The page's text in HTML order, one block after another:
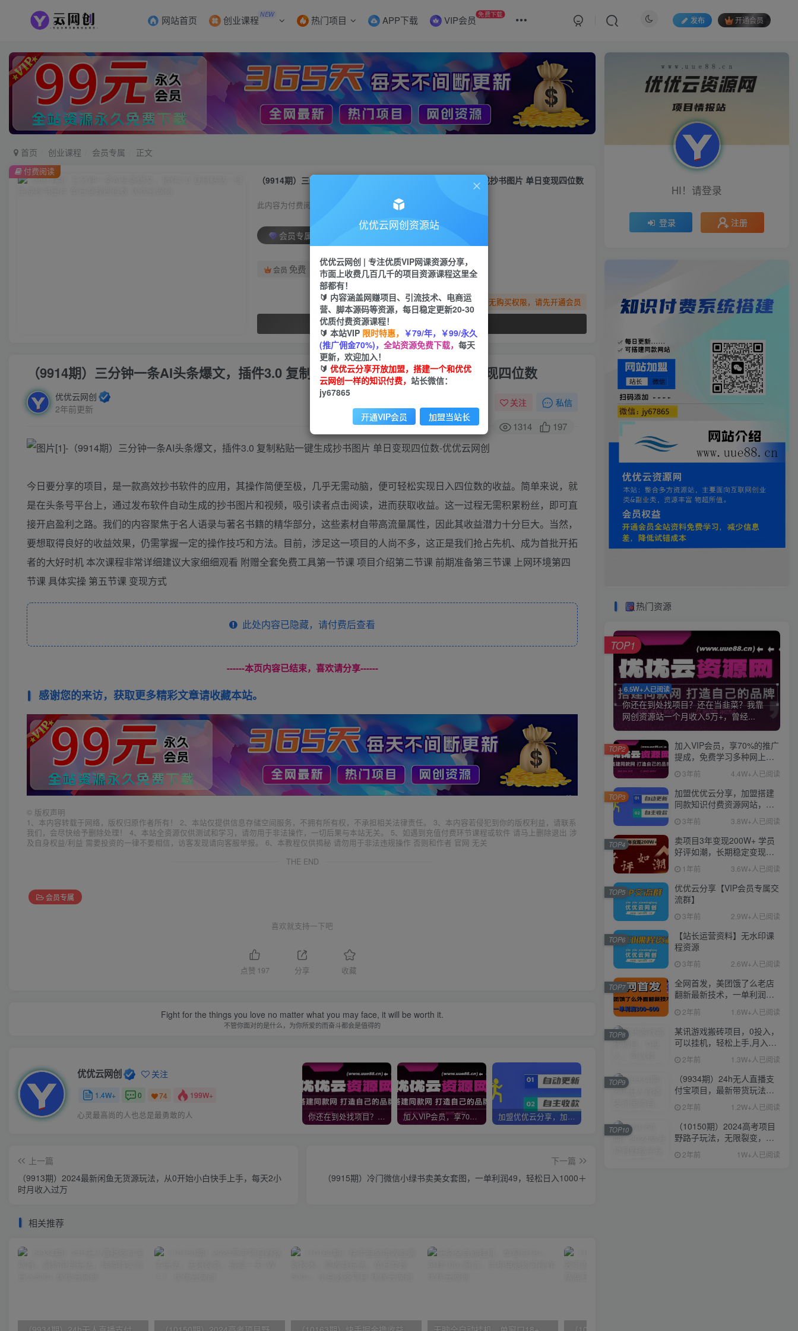
网站首页 创业课程 NEW 热门项目 APP下载 VIP会员 免费下载
发布 开通会员
首页 创业课程 会员专属 正文
（9914期）三分钟一条AI头条爆文，插件3.0 复制粘贴一键生成抄书图片 单日变现四位数
此内容为付费阅读，请付费后查看
会员专属资源
会员 免费
您暂无购买权限，请先开通会员
付费阅读
（9914期）三分钟一条AI头条爆文，插件3.0 复制粘贴一键生成抄书图片 单日变现四位数
优优云网创
2年前更新
关注 私信
1314 197
今日要分享的项目，是一款高效抄书软件的应用，其操作简便至极，几乎无需动脑，便可轻松实现日入四位数的收益。简单来说，就
是在头条号平台上，通过发布软件自动生成的抄书图片和视频，吸引读者点击阅读，进而获取收益。这一过程无需积累粉丝，即可直
接开启盈利之路。我们的内容聚焦于名人语录与著名书籍的精华部分，这些素材自带高流量属性，因此其收益潜力十分巨大。当然，
要想取得良好的收益效果，仍需掌握一定的操作技巧和方法。目前，涉足这一项目的人尚不多，这正是我们抢占先机、成为首批开拓
者的大好时机 本次课程非常详细建议大家细细观看 附赠全套免费工具第一节课 项目介绍第二节课 前期准备第三节课 上网环境第四
节课 具体实操 第五节课 变现方式
此处内容已隐藏，请付费后查看
------本页内容已结束，喜欢请分享------
感谢您的来访，获取更多精彩文章请收藏本站。
© 版权声明
1、本内容转载于网络，版权归原作者所有！ 2、本站仅提供信息存储空间服务，不拥有所有权，不承担相关法律责任。 3、本内容若侵犯到你的版权利益，请联系
我们，会尽快给予删除处理！ 4、本站全资源仅供测试和学习，请勿用于非法操作，一切后果与本站无关。 5、如遇到充值付费环节课程或软件 请马上删除退出 涉
及自身权益/利益 需要投资的一律不要相信，访客发现请向客服举报。 6、本教程仅供揭秘 请勿用于非法违规操作 否则和作者 官网 无关
THE END
会员专属
喜欢就支持一下吧
点赞 197 分享 收藏
Fight for the things you love no matter what you may face, it will be worth it.
不管你面对的是什么，为你所爱的而奋斗都会是值得的
优优云网创 关注
1.4W+ 0 74 199W+
心灵最高尚的人也总是最勇敢的人 你还在到处找项目？还在当韭菜？我靠网创资源站一个月收入5万+，曾经我也是个失败者。 加入VIP会员，享70%的推广提成，免费学习多种网上创业课程，菜鸟秒变大神！ 加盟优优云分享，加盟搭建同款知识付费资源网站，实现长期稳定被动收入~
上一篇
（9913期）2024最新闲鱼无货源玩法，从0开始小白快手上手，每天2小
时月收入过万
下一篇
（9915期）冷门微信小绿书卖美女套图，一单利润49，轻松日入1000＋
相关推荐
HI！请登录
登录 注册
热门资源
6.5W+人已阅读
你还在到处找项目？还在当韭菜？我靠
网创资源站一个月收入5万+，曾经...
TOP1
加入VIP会员，享70%的推广
提成，免费学习多种网上创
业课程，菜鸟秒变大神！
3年前 4.4W+人已阅读
TOP2
加盟优优云分享，加盟搭建
同款知识付费资源网站，实
现长期稳定被动收入~
3年前 3.8W+人已阅读
TOP3
卖项目3年变现200W+ 学员
好评如潮，长期稳定变现，
可以一直干到老！
1年前 3.6W+人已阅读
TOP4
优优云分享【VIP会员专属交
流群】
3年前 2.9W+人已阅读
TOP5
【站长运营资料】无水印课
程资源
3年前 2.6W+人已阅读
TOP6
全网首发，美团饿了么老店
翻新最新技术，一单利润
300-600
2年前 1.6W+人已阅读
TOP7
某讯游戏搬砖项目，0投入，
可以挂机，轻松上手,月入
3000+上不封顶
2年前 1.3W+人已阅读
TOP8
（9934期）24h无人直播支
付宝项目，最新带货玩法，
纯躺赚实测日入500+
2年前 1.2W+人已阅读
TOP9
（10150期）2024高考项目
野路子玩法，无限裂变，最
高一天1W＋！
2年前 1W+人已阅读
TOP10
优优云网创资源站
优优云网创 | 专注优质VIP网课资源分享，
市面上收费几百几千的项目资源课程这里全
部都有！
🔰 内容涵盖网赚项目、引流技术、电商运
营、脚本源码等资源，每日稳定更新20-30
优质付费资源课程！
🔰 本站VIP 限时特惠， ￥79/年，￥99/永久
(推广佣金70%)， 全站资源免费下载， 每天
更新，欢迎加入！
🔰 优优云分享开放加盟，搭建一个和优优
云网创一样的知识付费， 站长微信：
jy67865
开通VIP会员 加盟当站长